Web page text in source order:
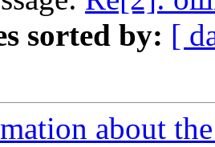
sorted by: [
about